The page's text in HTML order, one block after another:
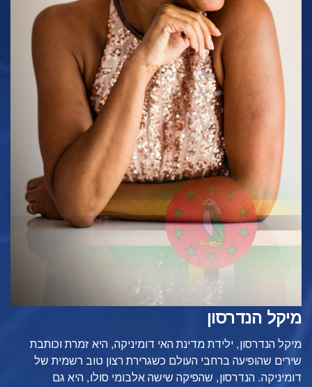
מיקל הנדרסון
מיקל הנדרסון, ילידת מדינת האי דומיניקה, היא זמרת וכותבת
שירים שהופיעה ברחבי העולם כשגרירת רצון טוב רשמית של
דומיניקה. הנדרסון, שהפיקה שישה אלבומי סולו, היא גם